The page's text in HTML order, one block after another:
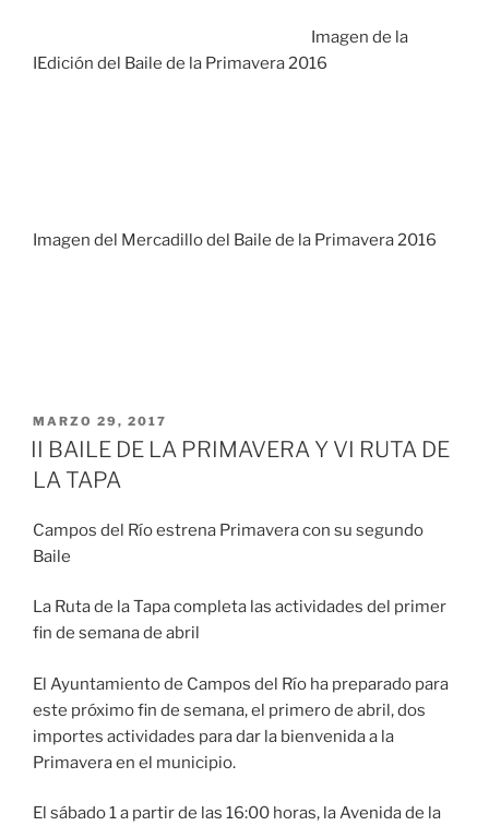
Imagen de la
IEdición del Baile de la Primavera 2016
Imagen del Mercadillo del Baile de la Primavera 2016
MARZO 29, 2017
II BAILE DE LA PRIMAVERA Y VI RUTA DE
LA TAPA
Campos del Río estrena Primavera con su segundo
Baile
La Ruta de la Tapa completa las actividades del primer
fin de semana de abril
El Ayuntamiento de Campos del Río ha preparado para
este próximo fin de semana, el primero de abril, dos
importes actividades para dar la bienvenida a la
Primavera en el municipio.
El sábado 1 a partir de las 16:00 horas, la Avenida de la